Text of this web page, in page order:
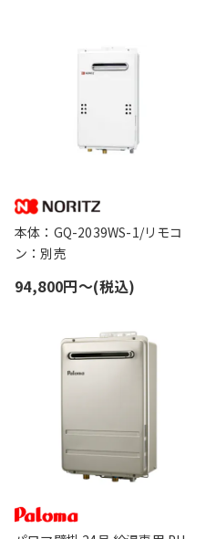
本体：GQ-2039WS-1/リモコ
ン：別売
94,800円〜(税込)